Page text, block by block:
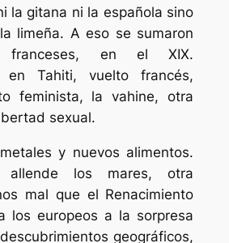
la gitana ni la española sino
limeña. A eso se sumaron
franceses, en el XIX.
en Tahiti, vuelto francés,
feminista, lavahine, otra
sexual.
y nuevos alimentos.
allende los mares, otra
mal que el Renacimiento
los europeos a la sorpresa
geográficos,